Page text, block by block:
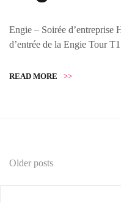
Engie – Soirée d’entreprise
d’entrée de la Engie Tour
READ MORE >>
Older posts